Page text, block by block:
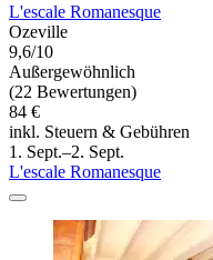
L'escale Romanesque
Ozeville
9,6/10
Außergewöhnlich
(22 Bewertungen)
84 €
inkl. Steuern & Gebühren
1. Sept.–2. Sept.
L'escale Romanesque